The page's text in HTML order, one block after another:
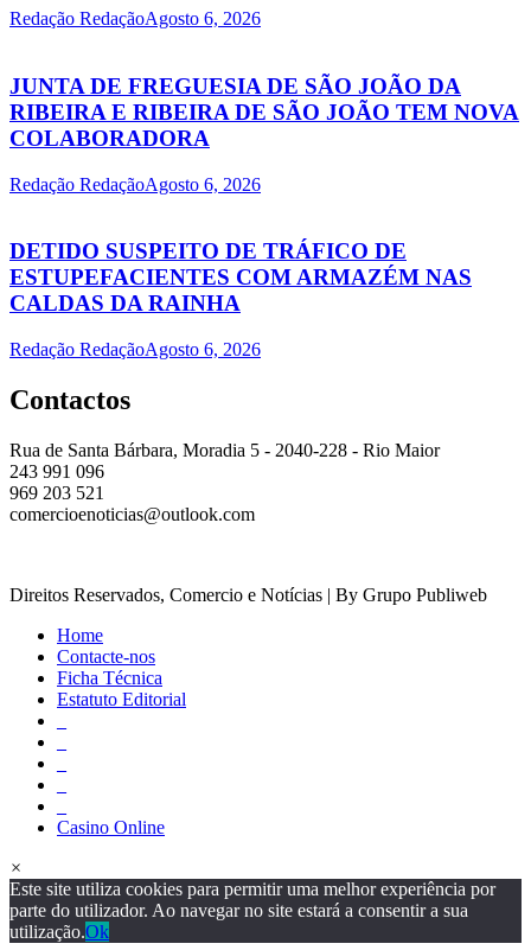
Redação RedaçãoAgosto 6, 2026
JUNTA DE FREGUESIA DE SÃO JOÃO DA
RIBEIRA E RIBEIRA DE SÃO JOÃO TEM NOVA
COLABORADORA
Redação RedaçãoAgosto 6, 2026
DETIDO SUSPEITO DE TRÁFICO DE
ESTUPEFACIENTES COM ARMAZÉM NAS
CALDAS DA RAINHA
Redação RedaçãoAgosto 6, 2026
Contactos
Rua de Santa Bárbara, Moradia 5 - 2040-228 - Rio Maior
243 991 096
969 203 521
comercioenoticias@outlook.com
Direitos Reservados, Comercio e Notícias | By Grupo Publiweb
Home
Contacte-nos
Ficha Técnica
Estatuto Editorial
Casino Online
×
Este site utiliza cookies para permitir uma melhor experiência por
parte do utilizador. Ao navegar no site estará a consentir a sua
utilização.Ok